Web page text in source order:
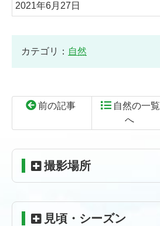
2021年6月27日
カテゴリ： 自然
前の記事
自然の一覧
へ
ン
ン
本
ー
の
頭
撮影場所
見頃・シーズン